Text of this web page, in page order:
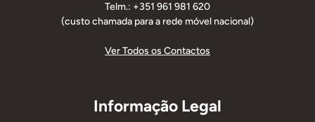
Telm.: +351 961 981 620
(custo chamada para a rede móvel nacional)
Ver Todos os Contactos
Informação Legal